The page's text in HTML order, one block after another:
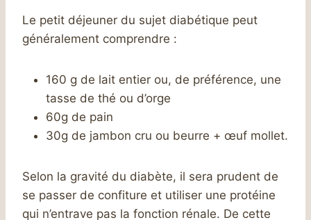
Le petit déjeuner du sujet diabétique peut
généralement comprendre :
160 g de lait entier ou, de préférence, une
tasse de thé ou d’orge
60g de pain
30g de jambon cru ou beurre + œuf mollet.
Selon la gravité du diabète, il sera prudent de
se passer de confiture et utiliser une protéine
qui n’entrave pas la fonction rénale. De cette